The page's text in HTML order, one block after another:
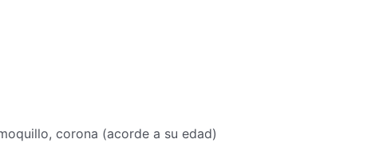
corona (acorde a su edad)